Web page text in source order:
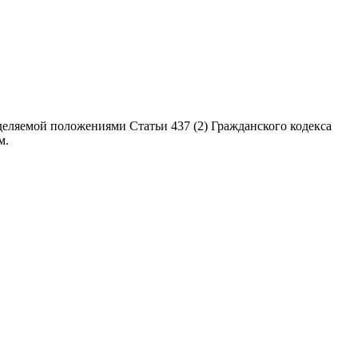
положениями Статьи 437 (2) Гражданского кодекса